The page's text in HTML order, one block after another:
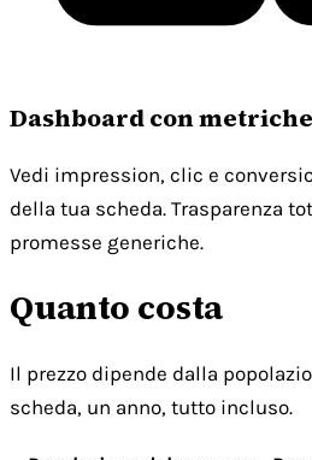
Dashboard con
Vedi impression, clic e
della tua scheda. Trasparenza
promesse generiche.
Quanto costa
Il prezzo dipende dalla
scheda, un anno, tutto incluso.